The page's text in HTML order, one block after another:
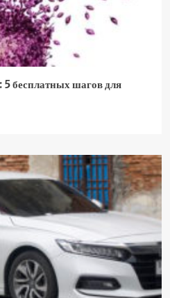
бесплатных шагов для